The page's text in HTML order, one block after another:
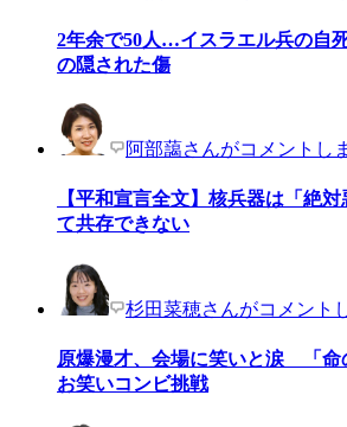
2年余で50人…イスラエル兵の自
の隠された傷
阿部藹さんがコメントし
【平和宣言全文】核兵器は「絶
て共存できない
杉田菜穂さんがコメント
原爆漫才、会場に笑いと涙 「
お笑いコンビ挑戦